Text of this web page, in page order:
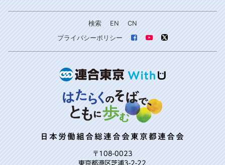
検索 EN
CN
プライバシーポリシー
日本労働組合総連合会東京都連合会
〒108-0023
東京都港区芝浦3-2-22